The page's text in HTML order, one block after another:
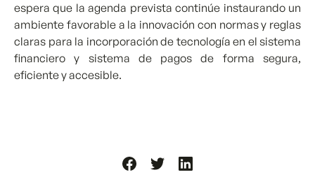
espera que la agenda prevista continúe instaurando un
ambiente favorable a la innovación con normas y reglas
claras para la incorporación de tecnología en el sistema
financiero y sistema de pagos de forma segura,
eficiente y accesible.